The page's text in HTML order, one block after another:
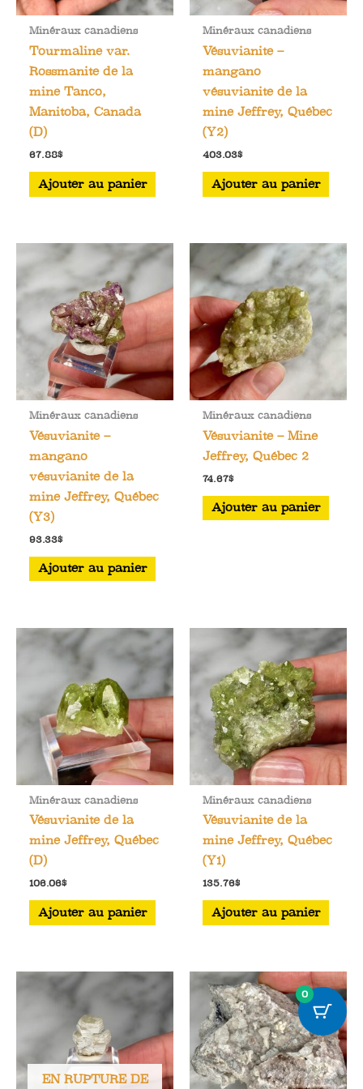
Minéraux canadiens
Tourmaline var.
Rossmanite de la
mine Tanco,
Manitoba, Canada
(D)
67.88$
Ajouter au panier
Minéraux canadiens
Vésuvianite –
mangano
vésuvianite de la
mine Jeffrey, Québec
(Y2)
403.03$
Ajouter au panier
Minéraux canadiens
Vésuvianite –
mangano
vésuvianite de la
mine Jeffrey, Québec
(Y3)
93.33$
Ajouter au panier
Minéraux canadiens
Vésuvianite – Mine
Jeffrey, Québec 2
74.67$
Ajouter au panier
Minéraux canadiens
Vésuvianite de la
mine Jeffrey, Québec
(D)
106.06$
Ajouter au panier
Minéraux canadiens
Vésuvianite de la
mine Jeffrey, Québec
(Y1)
135.76$
Ajouter au panier
EN RUPTURE DE
0